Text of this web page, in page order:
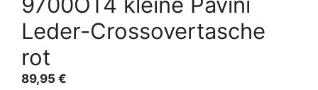
Leder-Crossovertasche
rot
89,95 €